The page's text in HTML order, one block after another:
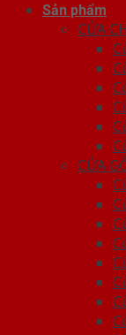
Sản phẩm
CỬA
CỬA